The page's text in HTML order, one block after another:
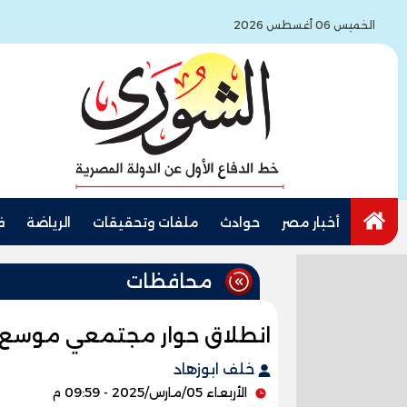
الخميس 06 أغسطس 2026
أخبار مصر حوادث ملفات وتحقيقات الرياضة
محافظات
انطلاق حوار مجتمعي
خلف ابوزهاد
الأربعاء 05/مارس/2025 - 09:59 م